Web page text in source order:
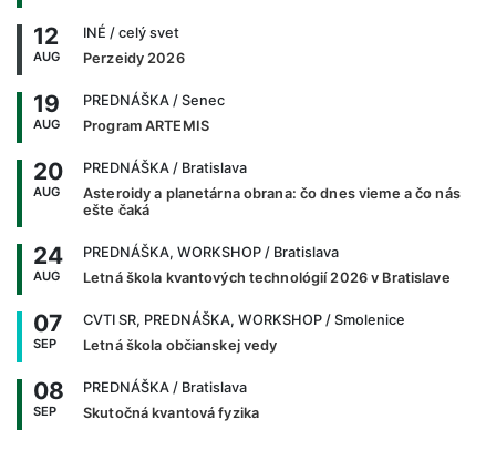
12
AUG
INÉ / celý svet
Perzeidy 2026
19
AUG
PREDNÁŠKA / Senec
Program ARTEMIS
20
AUG
PREDNÁŠKA / Bratislava
Asteroidy a planetárna obrana: čo dnes vieme a čo nás
ešte čaká
24
AUG
PREDNÁŠKA, WORKSHOP / Bratislava
Letná škola kvantových technológií 2026 v Bratislave
07
SEP
CVTI SR, PREDNÁŠKA, WORKSHOP / Smolenice
Letná škola občianskej vedy
08
SEP
PREDNÁŠKA / Bratislava
Skutočná kvantová fyzika